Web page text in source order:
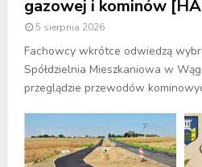
gazowej i kominów
5 sierpnia 2026
Fachowcy wkrótce odwiedzą
Spółdzielnia Mieszkaniowa w
przeglądzie przewodów